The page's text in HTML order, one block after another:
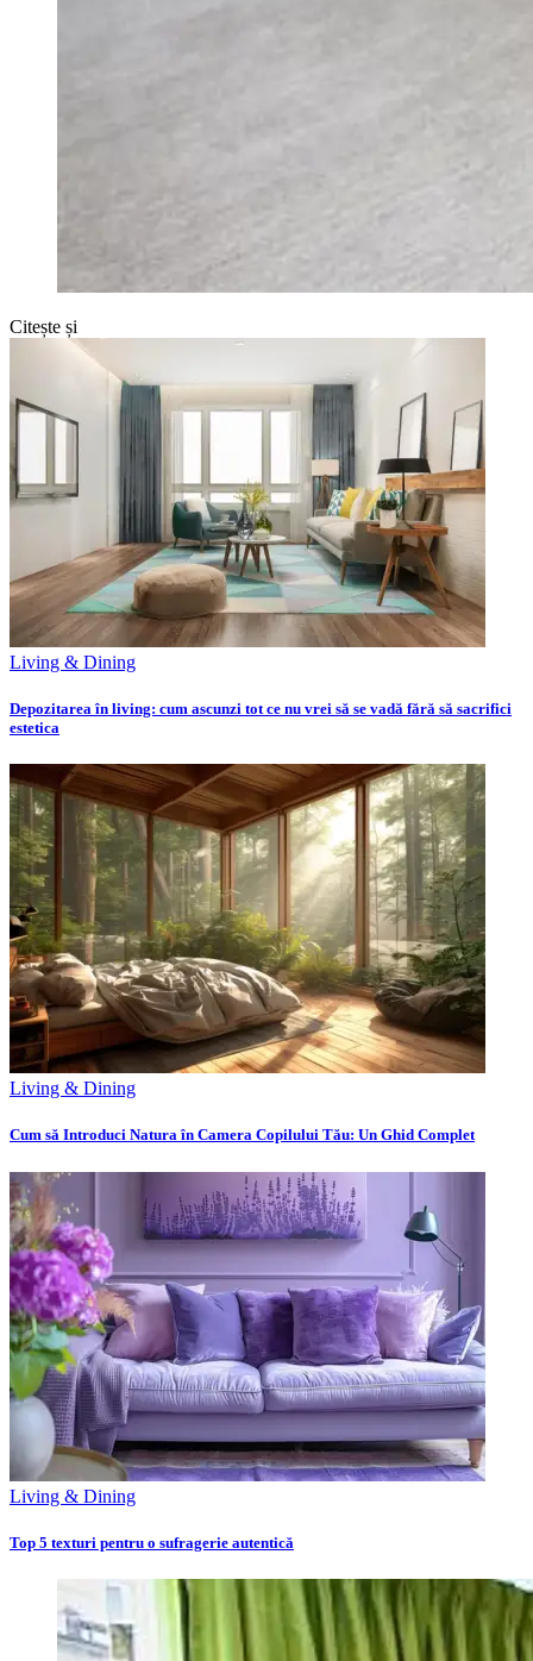
Citește și
Living & Dining
Depozitarea în living: cum ascunzi tot ce nu vrei să se vadă fără să sacrifici
estetica
Living & Dining
Cum să Introduci Natura în Camera Copilului Tău: Un Ghid Complet
Living & Dining
Top 5 texturi pentru o sufragerie autentică